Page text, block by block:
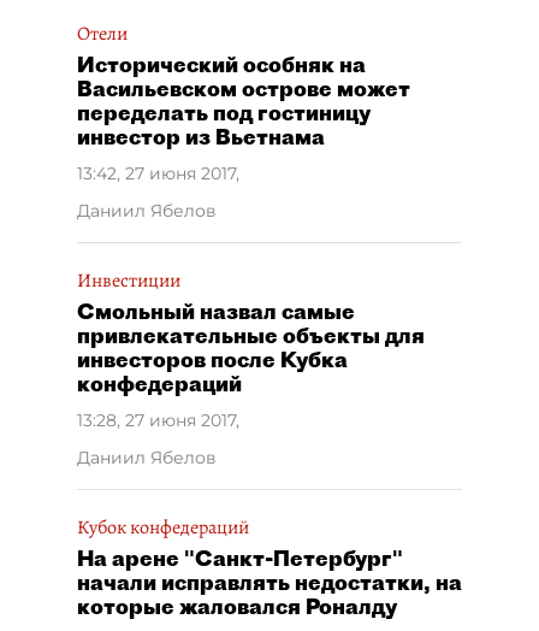
Отели
Исторический особняк на
Васильевском острове может
переделать под гостиницу
инвестор из Вьетнама
13:42, 27 июня 2017,
Даниил Ябелов
Инвестиции
Смольный назвал самые
привлекательные объекты для
инвесторов после Кубка
конфедераций
13:28, 27 июня 2017,
Даниил Ябелов
Кубок конфедераций
На арене "Санкт-Петербург"
начали исправлять недостатки, на
которые жаловался Роналду